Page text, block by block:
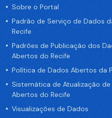
Sobre o Portal
Padrão de Serviço de Dados
Recife
Padrões de Publicação dos
Abertos do Recife
Política de Dados Abertos da
Sistemática de Atualização
Abertos do Recife
Visualizações de Dados